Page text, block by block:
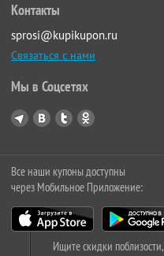
Контакты
sprosi@kupikupon.ru
Связаться с нами
Мы в Соцсетях
Все наши купоны доступны
через Мобильное Приложение:
Ищите скидки поблизости,